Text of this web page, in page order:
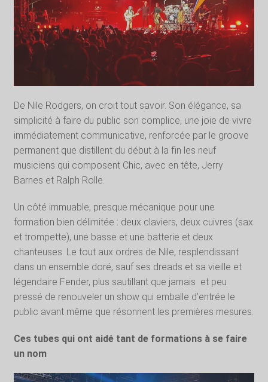
De Nile Rodgers, on croit tout savoir. Son élégance, sa
simplicité à faire du public son complice, une joie de vivre
immédiatement communicative, renforcée par le groove
permanent que distillent du début à la fin les neuf
musiciens qui composent Chic, avec en tête, Jerry
Barnes et Ralph Rolle.
Un côté immuable, presque mécanique pour une
formation bien délimitée : deux claviers, deux cuivres (sax
et trompette), une basse et une batterie et deux
chanteuses. Le tout aux ordres de Nile, resplendissant
dans un ensemble doré, sauf ses dreads et sa vieille et
légendaire Fender, plus sautillant que jamais et peu
pressé de renouveler un show qui emballe d’entrée le
public avant même que résonnent les premières mesures.
Ces tubes qui ont aidé tant de formations à se faire
un nom